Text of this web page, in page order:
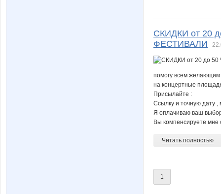
СКИДКИ от 20
ФЕСТИВАЛИ
помогу всем желающим
на концертные
Присылайте :
Ссылку и точную дату ,
Я оплачиваю ваш выбор
Вы компенсируете мне
Читать полностью
1